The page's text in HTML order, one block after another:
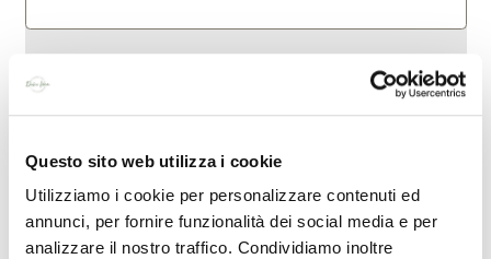
Questo sito web utilizza i cookie
Utilizziamo i cookie per personalizzare contenuti ed
annunci, per fornire funzionalità dei social media e per
analizzare il nostro traffico. Condividiamo inoltre
Email*
Messaggio